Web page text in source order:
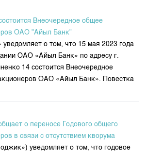
Внеочередное общее
ОАО "Айыл Банк"
о том, что 15 мая 2023 года
ОАО «Айыл Банк» по адресу г.
14 состоится Внеочередное
ОАО «Айыл Банк». Повестка
о переносе Годового общего
в связи с отсутствием кворума
уведомляет о том, что годовое